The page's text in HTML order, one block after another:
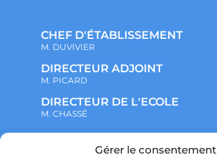
Gérer le consentement
CHEF D'ÉTABLISSEMENT
M. DUVIVIER
DIRECTEUR ADJOINT
M. PICARD
DIRECTEUR DE L'ECOLE
M. CHASSÉ
NOTRE ENSEMBLE SCOLAIRE